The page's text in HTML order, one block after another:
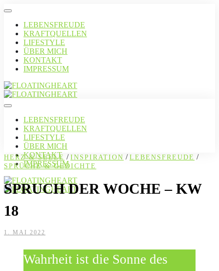
LEBENSFREUDE
KRAFTQUELLEN
LIFESTYLE
ÜBER MICH
KONTAKT
IMPRESSUM
LEBENSFREUDE
KRAFTQUELLEN
LIFESTYLE
ÜBER MICH
KONTAKT
IMPRESSUM
HERZ & SEELE / INSPIRATION / LEBENSFREUDE /
SPRÜCHE & GEDICHTE
SPRUCH DER WOCHE – KW
18
1. MAI 2022
Wahrheit ist die Sonne des